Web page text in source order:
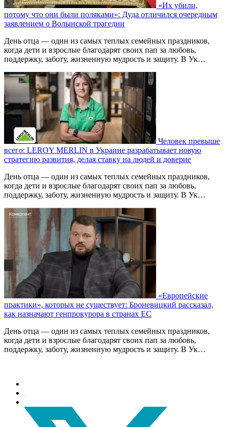
«Их убили,
потому что они были поляками»: Дуда отличился очередным
заявлением о Волынской трагедии
День отца — один из самых теплых семейных праздников,
когда дети и взрослые благодарят своих пап за любовь,
поддержку, заботу, жизненную мудрость и защиту. В Ук…
Человек превыше
всего: LEROY MERLIN в Украине разрабатывает новую
стратегию развития, делая ставку на людей и доверие
День отца — один из самых теплых семейных праздников,
когда дети и взрослые благодарят своих пап за любовь,
поддержку, заботу, жизненную мудрость и защиту. В Ук…
«Европейские
практики», которых не существует: Броневицкий рассказал,
как назначают генпрокурора в странах ЕС
День отца — один из самых теплых семейных праздников,
когда дети и взрослые благодарят своих пап за любовь,
поддержку, заботу, жизненную мудрость и защиту. В Ук…